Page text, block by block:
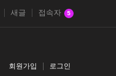
새글 접속자 5
회원가입 로그인